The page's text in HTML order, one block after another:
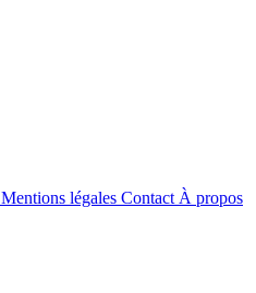
Mentions légales Contact À propos